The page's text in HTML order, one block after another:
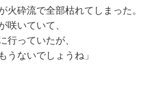
火砕流で全部枯れてしまった。
いていて、
っていたが、
ないでしょうね」